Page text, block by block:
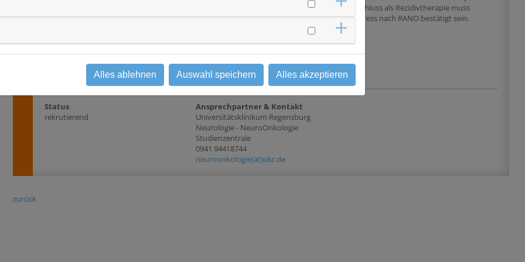
Studientyp
IV, einschließlich Gliosarkom (WHO-
Kriterien 2016; IDH-Wildtyp) das entweder
durch eine chirurgische Resektion oder
Einschluss als Rezidivtherapie muss
Progress nach RANO bestätigt sein.
Status
rekrutierend
Ansprechpartner & Kontakt
Universitätsklinikum Regensburg
Neurologie - NeuroOnkologie
Studienzentrale
0941 94418744
neuroonkologie(at)ukr.de
zurück
Alles ablehnen Auswahl speichern Alles akzeptieren